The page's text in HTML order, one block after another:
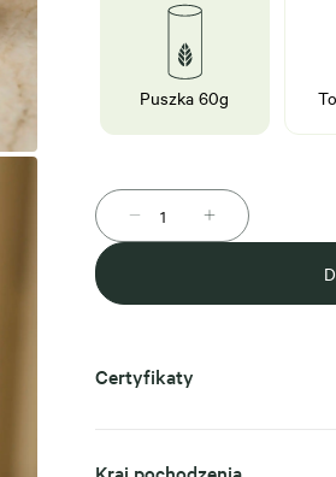
Puszka 60g
Certyfikaty